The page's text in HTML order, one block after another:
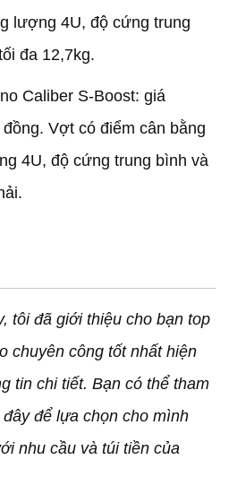
lượng 4U, độ cứng trung
đa 12,7kg.
Caliber S-Boost: giá
Vợt có điểm cân bằng
4U, độ cứng trung bình và
tôi đã giới thiệu cho bạn top
chuyên công tốt nhất hiện
tin chi tiết. Bạn có thể tham
để lựa chọn cho mình
nhu cầu và túi tiền của